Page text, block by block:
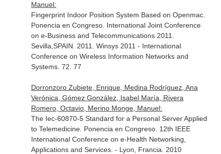
Manuel:
Fingerprint Indoor Position System Based on Openmac.
Ponencia en Congreso. International Joint Conference
on e-Business and Telecommunications 2011.
Sevilla,SPAIN. 2011. Winsys 2011 - International
Conference on Wireless Information Networks and
Systems. 72. 77
Dorronzoro Zubiete, Enrique, Medina Rodríguez, Ana
Verónica, Gómez González, Isabel María, Rivera
Romero, Octavio, Merino Monge, Manuel:
The Iec-60870-5 Standard for a Personal Server Applied
to Telemedicine. Ponencia en Congreso. 12th IEEE
International Conference on e-Health Networking,
Applications and Services. - Lyon, Francia. 2010